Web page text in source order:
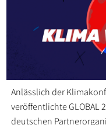
Anlässlich der
veröffentlichte GLOBAL
deutschen